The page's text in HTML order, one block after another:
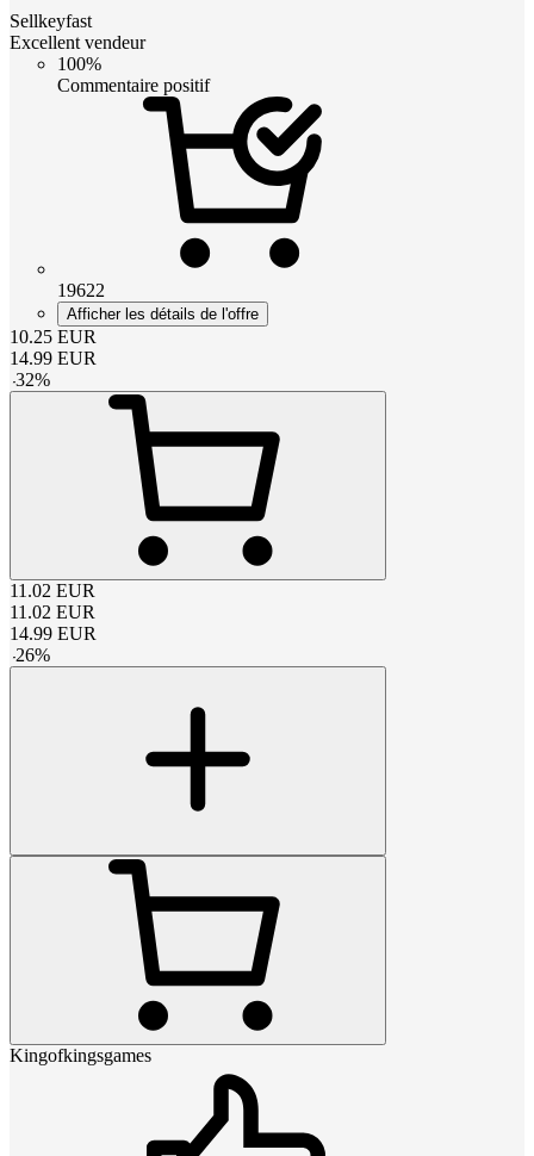
Sellkeyfast
Excellent vendeur
100%
Commentaire positif
19622
Afficher les détails de l'offre
10.25 EUR
14.99 EUR
-32%
11.02 EUR
11.02 EUR
14.99 EUR
-26%
Kingofkingsgames